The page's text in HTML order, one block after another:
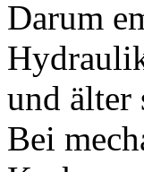
Darum
und älter
Bei